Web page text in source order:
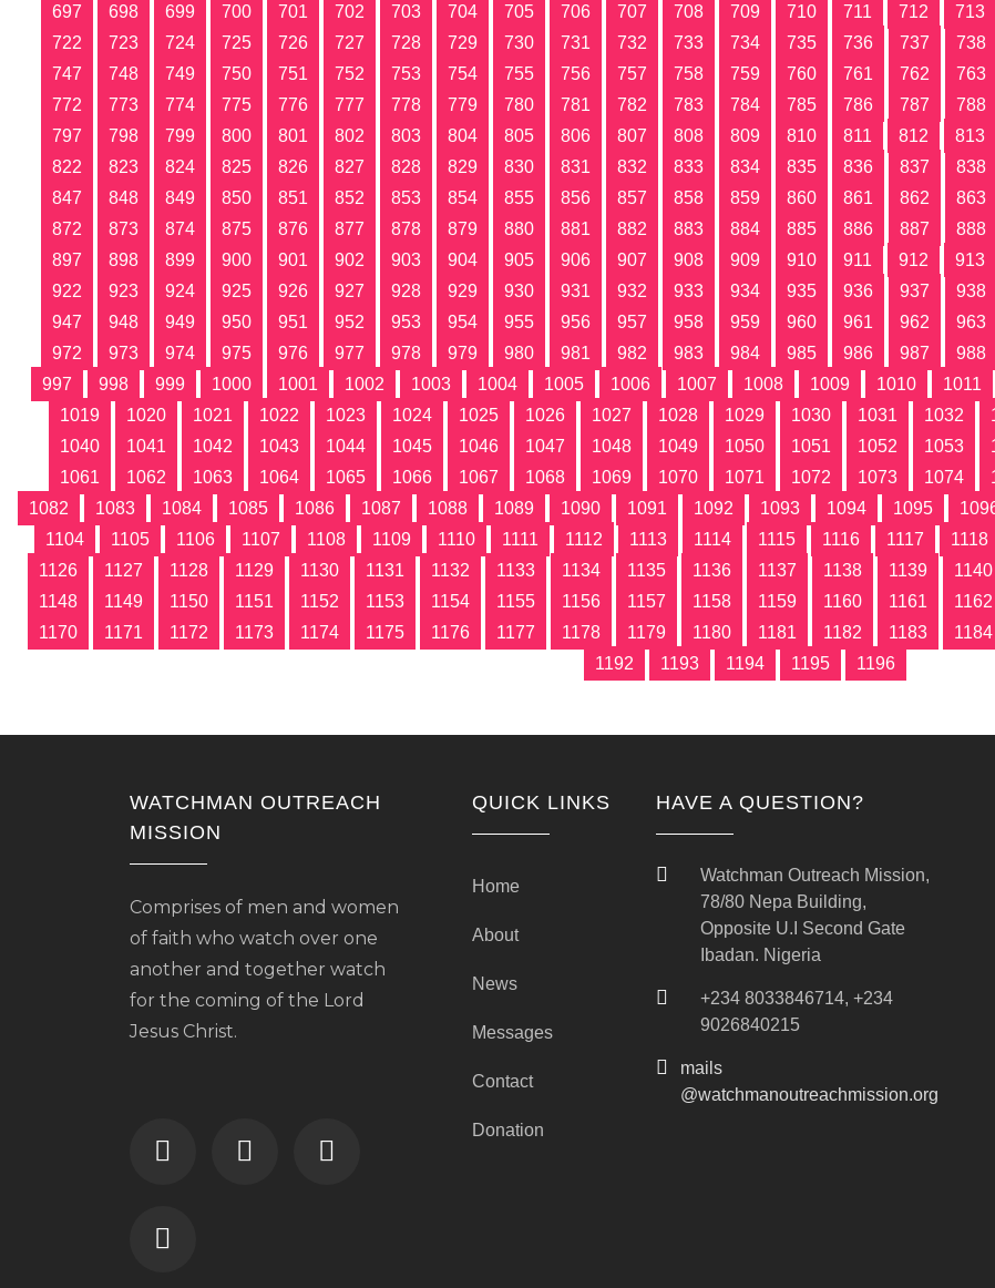
697
698 699 700 701 702 703 704 705 706 707 708 709 710 711 712 713
722
723 724 725 726 727 728 729 730 731 732 733 734 735 736 737 738
747
748 749 750 751 752 753 754 755 756 757 758 759 760 761 762 763
772
773 774 775 776 777 778 779 780 781 782 783 784 785 786 787 788
797
798 799 800 801 802 803 804 805 806 807 808 809 810 811 812 813
822
823 824 825 826 827 828 829 830 831 832 833 834 835 836 837 838
847
848 849 850 851 852 853 854 855 856 857 858 859 860 861 862 863
872
873 874 875 876 877 878 879 880 881 882 883 884 885 886 887 888
897
898 899 900 901 902 903 904 905 906 907 908 909 910 911 912 913
922
923 924 925 926 927 928 929 930 931 932 933 934 935 936 937 938
947
948 949 950 951 952 953 954 955 956 957 958 959 960 961 962 963
972
973 974 975 976 977 978 979 980 981 982 983 984 985 986 987 988
997
998 999 1000 1001 1002 1003 1004 1005 1006 1007 1008 1009 1010 1011
1019
1020 1021 1022 1023 1024 1025 1026 1027 1028 1029 1030 1031 1032
1040
1041 1042 1043 1044 1045 1046 1047 1048 1049 1050 1051 1052 1053
1061
1062 1063 1064 1065 1066 1067 1068 1069 1070 1071 1072 1073 1074
1082
1083 1084 1085 1086 1087 1088 1089 1090 1091 1092 1093 1094 1095
1104
1105 1106 1107 1108 1109 1110 1111 1112 1113 1114 1115 1116 1117 1118
1126
1127 1128 1129 1130 1131 1132 1133 1134 1135 1136 1137 1138 1139 1140
1148
1149 1150 1151 1152 1153 1154 1155 1156 1157 1158 1159 1160 1161 1162
1170
1171 1172 1173 1174 1175 1176 1177 1178 1179 1180 1181 1182 1183 1184
1192
1193 1194 1195 1196
WATCHMAN OUTREACH
MISSION
Comprises of men and women
of faith who watch over one
another and together watch
for the coming of the Lord
Jesus Christ.
QUICK LINKS
Home
About
News
Messages
Contact
Donation
HAVE A QUESTION?
Watchman Outreach Mission,
78/80 Nepa Building,
Opposite U.I Second Gate
Ibadan. Nigeria
+234 8033846714, +234
9026840215
mails
@watchmanoutreachmission.org